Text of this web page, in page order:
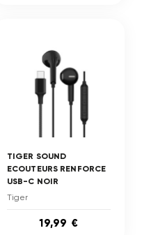
TIGER SOUND
ECOUTEURS RENFORCE
USB-C NOIR
Tiger
19,99 €